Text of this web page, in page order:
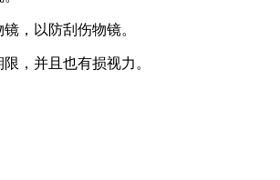
，以防刮伤物镜。
，并且也有损视力。